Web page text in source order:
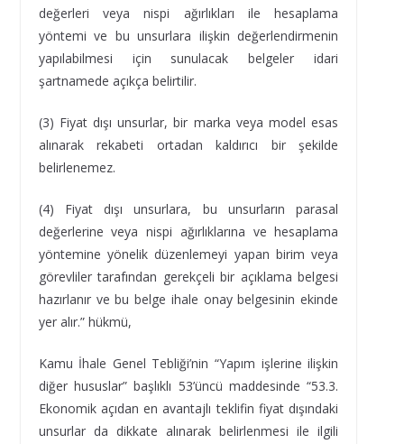
değerleri veya nispi ağırlıkları ile hesaplama
yöntemi ve bu unsurlara ilişkin değerlendirmenin
yapılabilmesi için sunulacak belgeler idari
şartnamede açıkça belirtilir.
(3) Fiyat dışı unsurlar, bir marka veya model esas
alınarak rekabeti ortadan kaldırıcı bir şekilde
belirlenemez.
(4) Fiyat dışı unsurlara, bu unsurların parasal
değerlerine veya nispi ağırlıklarına ve hesaplama
yöntemine yönelik düzenlemeyi yapan birim veya
görevliler tarafından gerekçeli bir açıklama belgesi
hazırlanır ve bu belge ihale onay belgesinin ekinde
yer alır.” hükmü,
Kamu İhale Genel Tebliği’nin “Yapım işlerine ilişkin
diğer hususlar” başlıklı 53’üncü maddesinde “53.3.
Ekonomik açıdan en avantajlı teklifin fiyat dışındaki
unsurlar da dikkate alınarak belirlenmesi ile ilgili